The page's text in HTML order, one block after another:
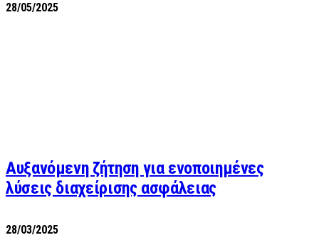
28/05/2025
Αυξανόμενη ζήτηση για ενοποιημένες
λύσεις διαχείρισης ασφάλειας
28/03/2025